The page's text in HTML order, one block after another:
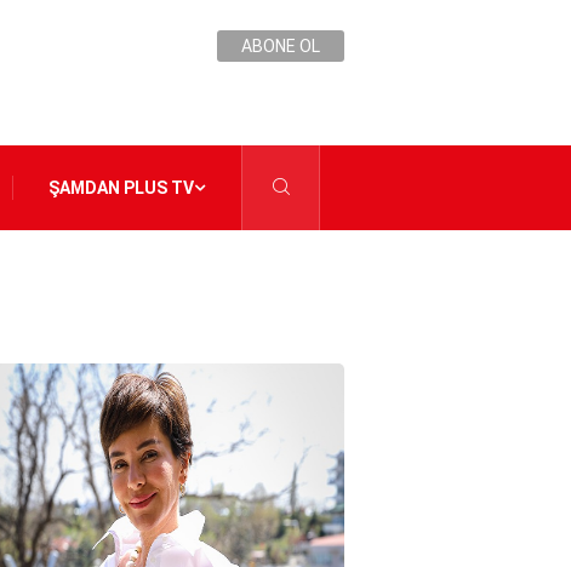
ABONE OL
ŞAMDAN PLUS TV